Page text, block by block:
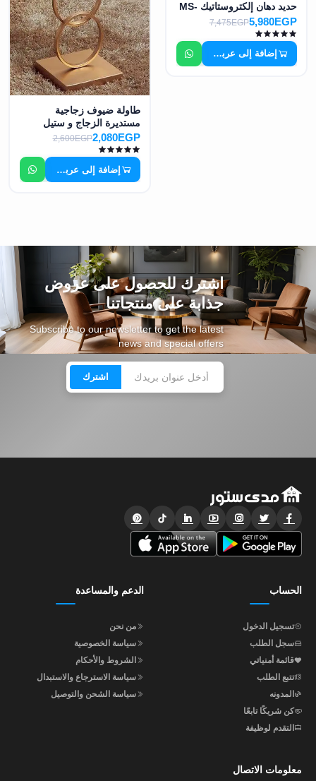
حديد دهان إلكتروستاتيك MS-
7361
5,980EGP
7,475EGP
إضافة إلى عربة التسوق
طاولة ضيوف زجاجية
مستديرة الزجاج و ستيل
معدن دهان الكتروستاتيك
MS-7363
2,080EGP
2,600EGP
إضافة إلى عربة التسوق
اشترك للحصول على عروض
جذابة على منتجاتنا
Subscribe to our newsletter to get the latest
news and special offers
اشترك
الحساب
تسجيل الدخول
سجل الطلب
قائمة أمنياتي
تتبع الطلب
المدونه
كن شريكًا تابعًا
التقدم لوظيفة
الدعم والمساعدة
من نحن
سياسة الخصوصية
الشروط والأحكام
سياسة الاسترجاع والاستبدال
سياسة الشحن والتوصيل
معلومات الاتصال